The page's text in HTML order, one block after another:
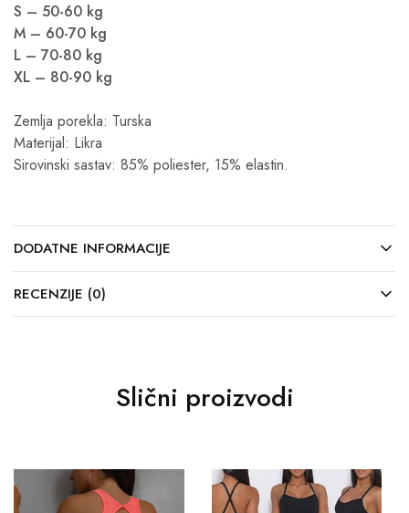
S – 50-60 kg
M – 60-70 kg
L – 70-80 kg
XL – 80-90 kg
Zemlja porekla: Turska
Materijal: Likra
Sirovinski sastav: 85% poliester, 15% elastin.
DODATNE INFORMACIJE
RECENZIJE (0)
Slični proizvodi